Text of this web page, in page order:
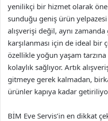
yenilikçi bir hizmet olarak öne
sunduğu geniş ürün
alışverişi değil, aynı
karşılanması için de ideal bir
özellikle yoğun yaşam
kolaylık sağlıyor. Artık
gitmeye gerek kalmadan,
ürünler kapıya kadar
BİM Eve Servis’in en dikkat